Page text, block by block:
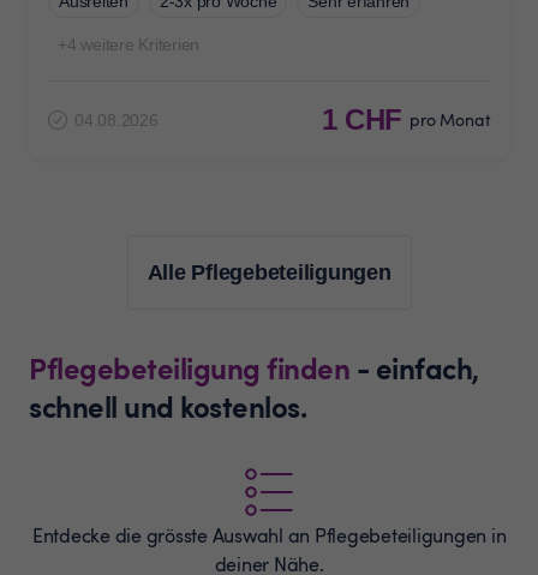
+4 weitere Kriterien
04.08.2026 1 CHF pro Monat
Alle Pflegebeteiligungen
Pflegebeteiligung finden - einfach,
schnell und kostenlos.
Entdecke die grösste Auswahl an Pflegebeteiligungen in
deiner Nähe.